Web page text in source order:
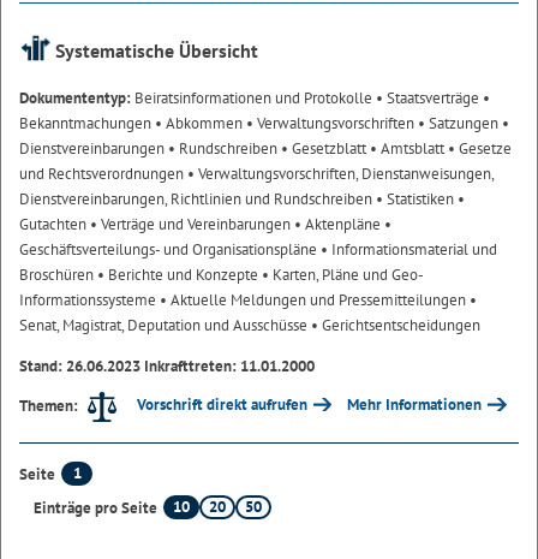
Systematische Übersicht
Dokumententyp: Beiratsinformationen und Protokolle • Staatsverträge •
Bekanntmachungen • Abkommen • Verwaltungsvorschriften • Satzungen •
Dienstvereinbarungen • Rundschreiben • Gesetzblatt• Amtsblatt• Gesetze
und Rechtsverordnungen • Verwaltungsvorschriften, Dienstanweisungen,
Dienstvereinbarungen, Richtlinien und Rundschreiben • Statistiken •
Gutachten • Verträge und Vereinbarungen • Aktenpläne •
Geschäftsverteilungs- und Organisationspläne • Informationsmaterial und
Broschüren • Berichte und Konzepte • Karten, Pläne und Geo-
Informationssysteme • Aktuelle Meldungen und Pressemitteilungen •
Senat, Magistrat, Deputation und Ausschüsse • Gerichtsentscheidungen
Stand: 26.06.2023 Inkrafttreten: 11.01.2000
Themen:
Vorschrift direkt aufrufen Mehr Informationen
Seite
1
Einträge pro Seite
10 20 50